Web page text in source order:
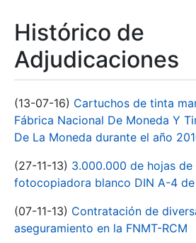
Histórico de
Adjudicaciones
(13-07-16) Cartuchos de tinta
Fábrica Nacional De Moneda Y
De La Moneda durante el año
(27-11-13) 3.000.000 de hojas de
fotocopiadora blanco DIN A-4
(07-11-13) Contratación de
aseguramiento en la FNMT-RCM